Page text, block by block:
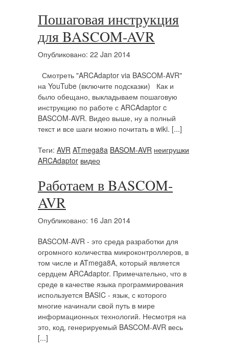
Пошаговая инструкция
для BASCOM-AVR
Опубликовано: 22 Jan 2014
Смотреть "ARCAdaptor via BASCOM-AVR"
на YouTube (включите подсказки) Как и
было обещано, выкладываем пошаговую
инструкцию по работе с ARCAdaptor c
BASCOM-AVR. Видео выше, ну а полный
текст и все шаги можно почитать в wiki. [...]
Теги: AVR ATmega8a BASOM-AVR неигрушки
ARCAdaptor видео
Работаем в BASCOM-
AVR
Опубликовано: 16 Jan 2014
BASCOM-AVR - это среда разработки для
огромного количества микроконтроллеров, в
том числе и ATmega8A, который является
сердцем ARCAdaptor. Примечательно, что в
среде в качестве языка программирования
используется BASIC - язык, с которого
многие начинали свой путь в мире
информационных технологий. Несмотря на
это, код, генерируемый BASCOM-AVR весь
[...]